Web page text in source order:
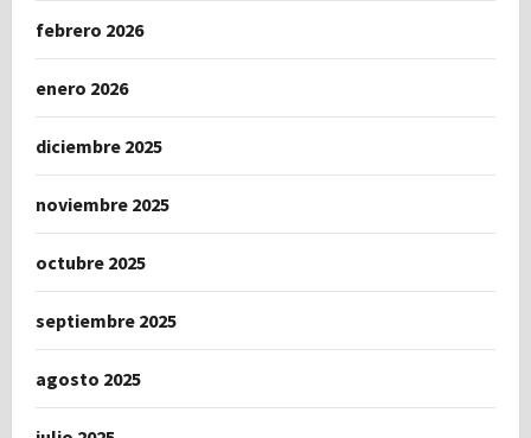
febrero 2026
enero 2026
diciembre 2025
noviembre 2025
octubre 2025
septiembre 2025
agosto 2025